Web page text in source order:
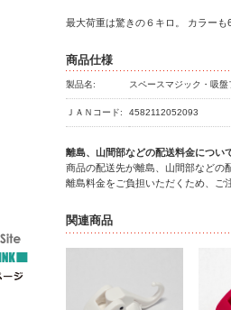
最大荷重は驚きの６キロ。 カラー
商品仕様
製品名: スペースマジック・吸
ＪＡＮコード: 4582112052093
離島、山間部などの配送料金につい
商品の配送先が離島、山間部などの
離島料金をご負担いただくため、ご
関連商品